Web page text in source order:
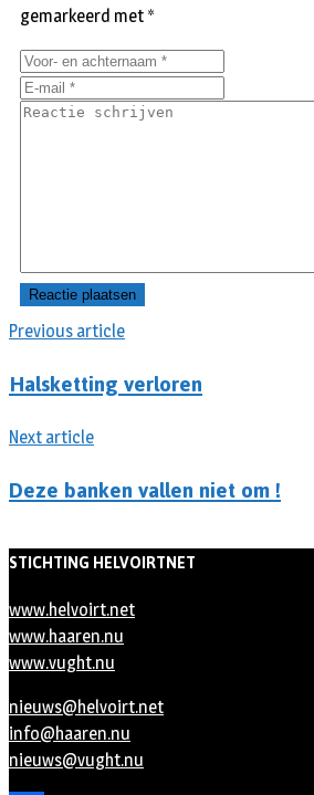
Previous article
Halsketting verloren
Next article
Deze banken vallen niet om !
gemarkeerd met *
STICHTING HELVOIRTNET
www.helvoirt.net
www.haaren.nu
www.vught.nu
nieuws@helvoirt.net
info@haaren.nu
nieuws@vught.nu